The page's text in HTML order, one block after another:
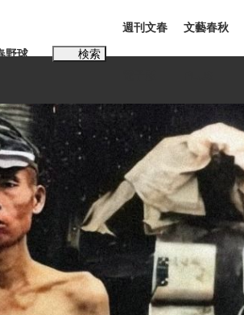
実 選手が明かす...
野球 検索
週刊文春 文藝春秋